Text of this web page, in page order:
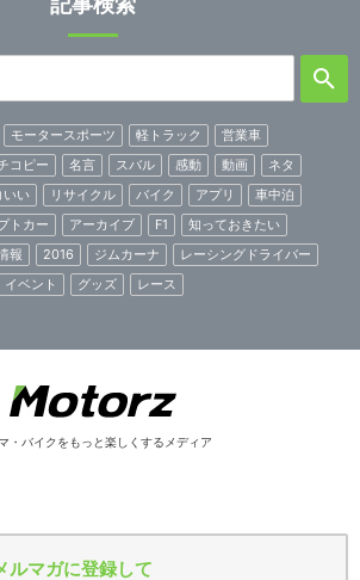
モータースポーツ 軽トラック
営業車
コピー 名言 スバル 感動 動画
ネタ
いい リサイクル バイク アプリ
車中泊
トカー アーカイブ F1
知っておきたい
報 2016 ジムカーナ
レーシングドライバー
イベント グッズ レース
・バイクをもっと楽しくするメディア
マガに登録して